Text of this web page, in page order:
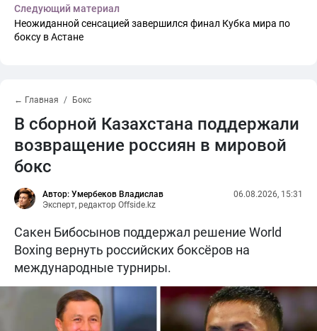
Следующий материал
Неожиданной сенсацией завершился финал Кубка мира по
боксу в Астане
← Главная Бокс
В сборной Казахстана поддержали
возвращение россиян в мировой
бокс
Автор: Умербеков Владислав
Эксперт, редактор Offside.kz
06.08.2026, 15:31
Сакен Бибосынов поддержал решение World
Boxing вернуть российских боксёров на
международные турниры.